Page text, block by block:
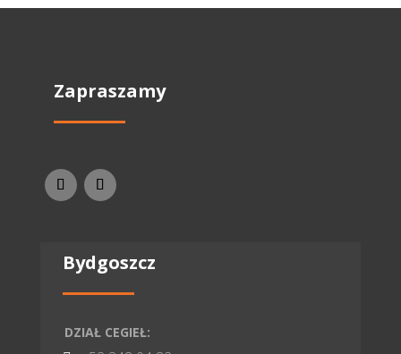
Zapraszamy
Bydgoszcz
DZIAŁ CEGIEŁ: